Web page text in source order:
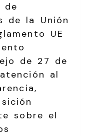
de
de la Unión
UE
de 27 de
al
sobre el